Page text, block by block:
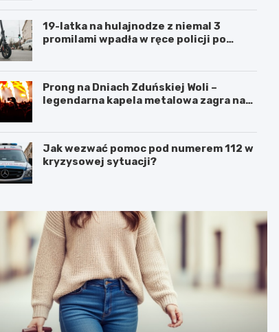
19-latka na hulajnodze z niemal 3
promilami wpadła w ręce policji po
Prong na Dniach Zduńskiej Woli –
legendarna kapela metalowa zagra na
Jak wezwać pomoc pod numerem 112 w
kryzysowej sytuacji?